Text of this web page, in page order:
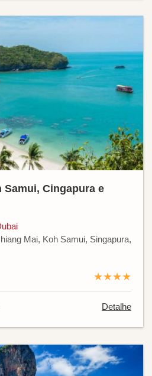
Samui, Cingapura e
Mai, Koh Samui, Singapura,
★★★★
Detalhe